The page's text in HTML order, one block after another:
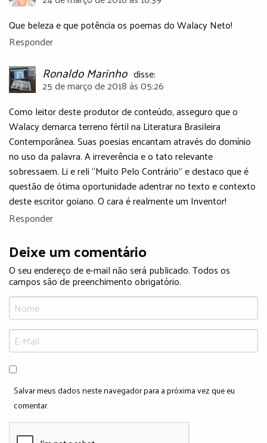
Que beleza e que potência os poemas do Walacy Neto!
Responder
Ronaldo Marinho disse:
25 de março de 2018 às 05:26
Como leitor deste produtor de conteúdo, asseguro que o
Walacy demarca terreno fértil na Literatura Brasileira
Contemporânea. Suas poesias encantam através do domínio
no uso da palavra. A irreverência e o tato relevante
sobressaem. Li e reli “Muito Pelo Contrário” e destaco que é
questão de ótima oportunidade adentrar no texto e contexto
deste escritor goiano. O cara é realmente um Inventor!
Responder
Deixe um comentário
O seu endereço de e-mail não será publicado. Todos os
campos são de preenchimento obrigatório.
Salvar meus dados neste navegador para a próxima vez que eu
comentar.